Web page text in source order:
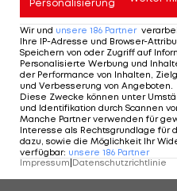
BVB-TrainerNiko Kovac
Pressekonferenz, er
gesehen, wo
Ball war. Dann bedeutet
regelkonform ist." Ilzer
Chukwuemeka eher am
nicht gefunden. Für
irreguläres Tor."
Personalisierung
Wir und unsere 186 Partner
Ihre IP-Adresse und Browser-
Speichern von oder Zugriff auf
Personalisierte Werbung und
der Performance von Inhalten,
und Verbesserung von Angeboten
Diese Zwecke können unter
und Identifikation durch Scannen
Manche Partner verwenden für
Interesse als Rechtsgrundlage für
dazu, sowie die Möglichkeit Ihr
verfügbar: unsere 186 Partner
Impressum|Datenschutzrichtlinie